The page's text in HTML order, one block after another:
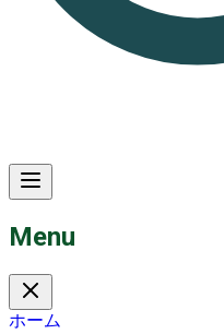
Menu
ホーム